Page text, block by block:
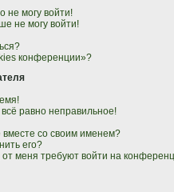
не могу войти!
не могу войти!
конференции»?
равно неправильное!
вместе со своим именем?
его?
меня требуют войти на